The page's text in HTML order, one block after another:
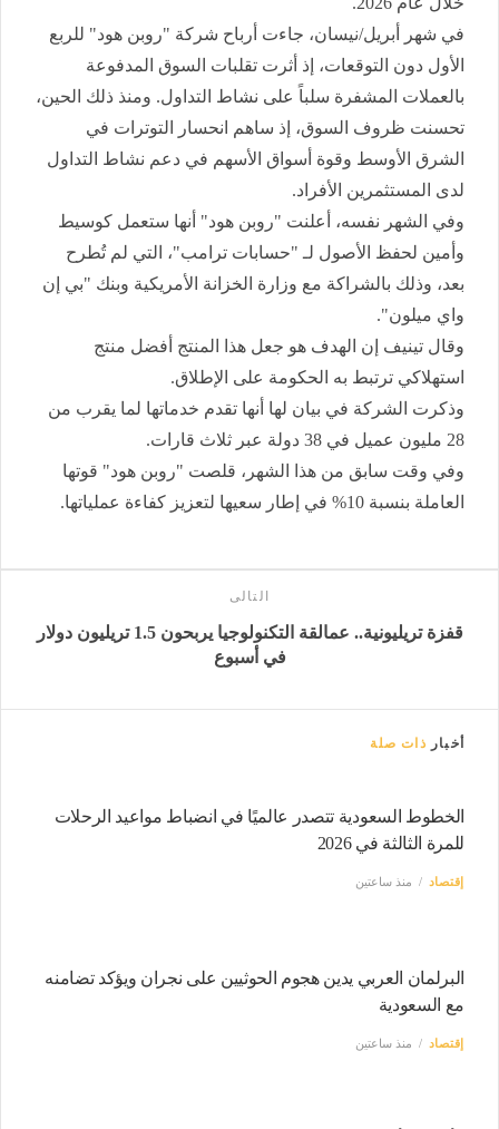
في شهر أبريل/نيسان، جاءت أرباح شركة "روبن هود" للربع
الأول دون التوقعات، إذ أثرت تقلبات السوق المدفوعة
بالعملات المشفرة سلباً على نشاط التداول. ومنذ ذلك الحين،
تحسنت ظروف السوق، إذ ساهم انحسار التوترات في
الشرق الأوسط وقوة أسواق الأسهم في دعم نشاط التداول
لدى المستثمرين الأفراد.
وفي الشهر نفسه، أعلنت "روبن هود" أنها ستعمل كوسيط
وأمين لحفظ الأصول لـ "حسابات ترامب"، التي لم تُطرح
بعد، وذلك بالشراكة مع وزارة الخزانة الأمريكية وبنك "بي إن
واي ميلون".
وقال تينيف إن الهدف هو جعل هذا المنتج أفضل منتج
استهلاكي ترتبط به الحكومة على الإطلاق.
وذكرت الشركة في بيان لها أنها تقدم خدماتها لما يقرب من
28 مليون عميل في 38 دولة عبر ثلاث قارات.
وفي وقت سابق من هذا الشهر، قلصت "روبن هود" قوتها
العاملة بنسبة 10% في إطار سعيها لتعزيز كفاءة عملياتها.
التالى
قفزة تريليونية.. عمالقة التكنولوجيا يربحون 1.5 تريليون دولار
في أسبوع
أخبار ذات صلة
الخطوط السعودية تتصدر عالميًا في انضباط مواعيد الرحلات
للمرة الثالثة في 2026
إقتصاد منذ ساعتين
البرلمان العربي يدين هجوم الحوثيين على نجران ويؤكد تضامنه
مع السعودية
إقتصاد منذ ساعتين